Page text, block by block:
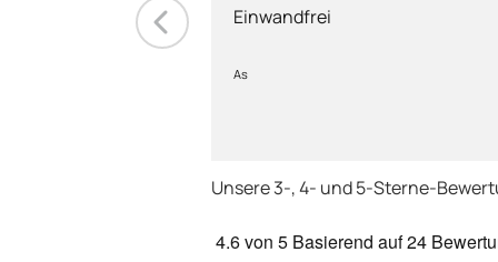
Einwandfrei
As
Unsere 3-, 4- und 5-Sterne-
4.6von 5 Basierend auf24